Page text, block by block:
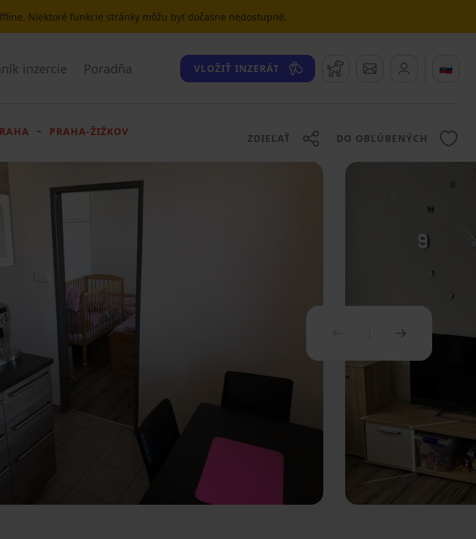
Niektoré funkcie stránky môžu byť dočasne nedostupné.
inzercie Poradňa VLOŽIŤ INZERÁT Strážny pesSprávy 🇸🇰
PRAHA-ŽIŽKOV
ZDIEĽAŤ DO OBĽÚBENÝCH
PREDCHÁDZAJÚCI